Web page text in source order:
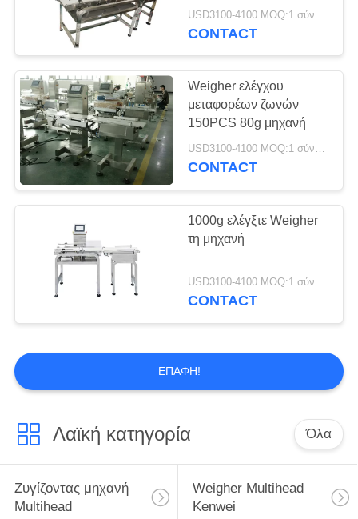
προωθητών
USD3100-4100 MOQ:1 σύνολο
CONTACT
Weigher ελέγχου
μεταφορέων ζωνών
150PCS 80g μηχανή
USD3100-4100 MOQ:1 σύνολο
CONTACT
1000g ελέγξτε Weigher
τη μηχανή
USD3100-4100 MOQ:1 σύνολο
CONTACT
ΕΠΑΦΉ!
Λαϊκή κατηγορία Όλα
Ζυγίζοντας μηχανή
Multihead
Weigher Multihead
Kenwei